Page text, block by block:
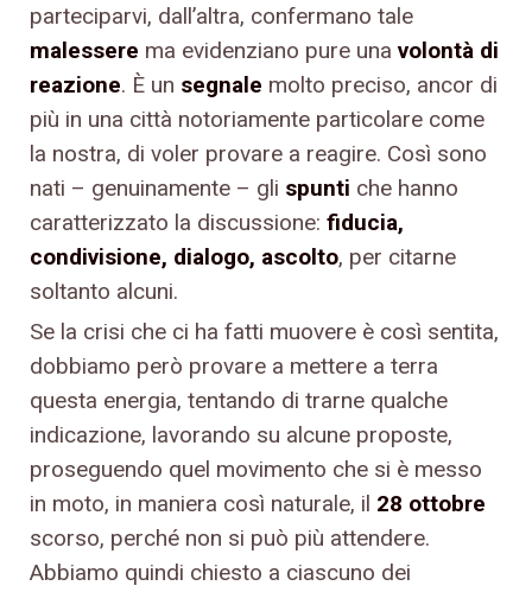
parteciparvi, dall’altra, confermano tale
malessere ma evidenziano pure una volontà di
reazione. È un segnale molto preciso, ancor di
più in una città notoriamente particolare come
la nostra, di voler provare a reagire. Così sono
nati – genuinamente – gli spunti che hanno
caratterizzato la discussione: fiducia,
condivisione, dialogo, ascolto, per citarne
soltanto alcuni.
Se la crisi che ci ha fatti muovere è così sentita,
dobbiamo però provare a mettere a terra
questa energia, tentando di trarne qualche
indicazione, lavorando su alcune proposte,
proseguendo quel movimento che si è messo
in moto, in maniera così naturale, il 28 ottobre
scorso, perché non si può più attendere.
Abbiamo quindi chiesto a ciascuno dei